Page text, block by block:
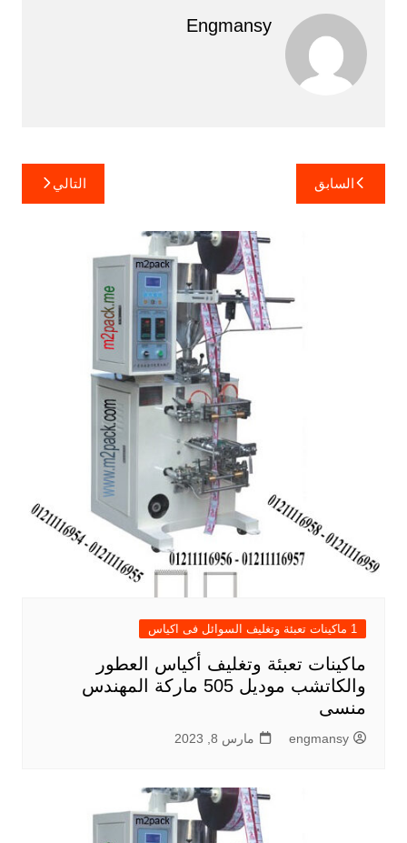
Engmansy
تصفّح
المقالات
السابق التالي
1 ماكينات تعبئة وتغليف السوائل فى اكياس
ماكينات تعبئة وتغليف أكياس العطور
والكاتشب موديل 505 ماركة المهندس
منسى
engmansy مارس 8, 2023